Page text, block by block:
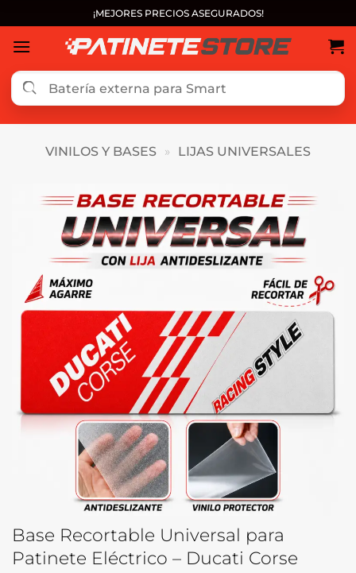
al
contenido
¡MEJORES PRECIOS ASEGURADOS!
VINILOS Y BASES » LIJAS UNIVERSALES
Base Recortable Universal para
Patinete Eléctrico – Ducati Corse